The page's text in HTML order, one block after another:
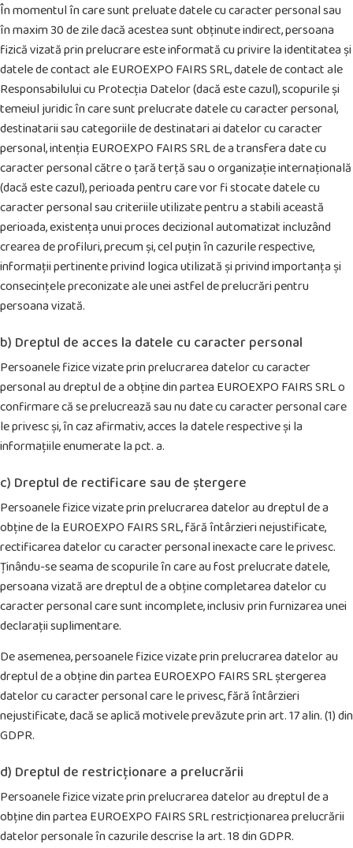
În momentul în care sunt preluate datele cu caracter personal sau
în maxim 30 de zile dacă acestea sunt obținute indirect, persoana
fizică vizată prin prelucrare este informată cu privire la identitatea și
datele de contact ale EUROEXPO FAIRS SRL, datele de contact ale
Responsabilului cu Protecția Datelor (dacă este cazul), scopurile și
temeiul juridic în care sunt prelucrate datele cu caracter personal,
destinatarii sau categoriile de destinatari ai datelor cu caracter
personal, intenția EUROEXPO FAIRS SRL de a transfera date cu
caracter personal către o țară terță sau o organizație internațională
(dacă este cazul), perioada pentru care vor fi stocate datele cu
caracter personal sau criteriile utilizate pentru a stabili această
perioada, existența unui proces decizional automatizat incluzând
crearea de profiluri, precum și, cel puțin în cazurile respective,
informații pertinente privind logica utilizată și privind importanța și
consecințele preconizate ale unei astfel de prelucrări pentru
persoana vizată.
b) Dreptul de acces la datele cu caracter personal
Persoanele fizice vizate prin prelucrarea datelor cu caracter
personal au dreptul de a obține din partea EUROEXPO FAIRS SRL o
confirmare că se prelucrează sau nu date cu caracter personal care
le privesc și, în caz afirmativ, acces la datele respective și la
informațiile enumerate la pct. a.
c) Dreptul de rectificare sau de ștergere
Persoanele fizice vizate prin prelucrarea datelor au dreptul de a
obține de la EUROEXPO FAIRS SRL, fără întârzieri nejustificate,
rectificarea datelor cu caracter personal inexacte care le privesc.
Ținându-se seama de scopurile în care au fost prelucrate datele,
persoana vizată are dreptul de a obține completarea datelor cu
caracter personal care sunt incomplete, inclusiv prin furnizarea unei
declarații suplimentare.
De asemenea, persoanele fizice vizate prin prelucrarea datelor au
dreptul de a obține din partea EUROEXPO FAIRS SRL ștergerea
datelor cu caracter personal care le privesc, fără întârzieri
nejustificate, dacă se aplică motivele prevăzute prin art. 17 alin. (1) din
GDPR.
d) Dreptul de restricționare a prelucrării
Persoanele fizice vizate prin prelucrarea datelor au dreptul de a
obține din partea EUROEXPO FAIRS SRL restricționarea prelucrării
datelor personale în cazurile descrise la art. 18 din GDPR.